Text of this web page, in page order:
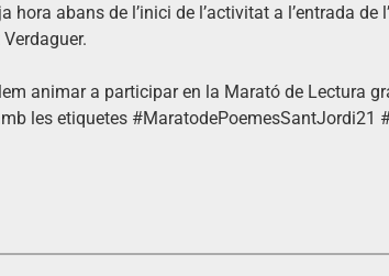
abans de l’inici de l’activitat a l’entrada de
animar a participar en la Marató de Lectura
les etiquetes #MaratodePoemesSantJordi21